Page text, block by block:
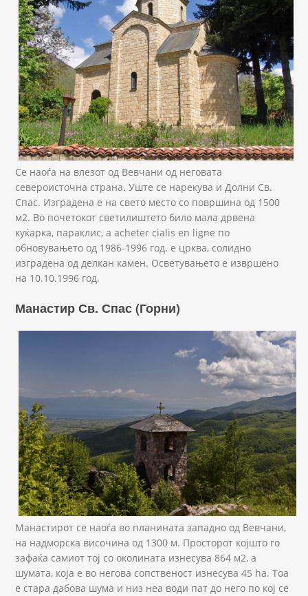
Се наоѓа на влезот од Вевчани од неговата
североисточна страна. Уште се нарекува и Долни Св.
Спас. Изградена е на свето место со површина од 1500
м2. Во почетокот светилиштето било мала дрвена
куќарка, параклис, а acheter cialis en ligne по
обновувањето од 1986-1996 год. е црква, солидно
изградена од делкан камен. Осветувањето е извршено
на 10.10.1996 год.
Манастир Св. Спас (Горни)
Манастирот се наоѓа во планината западно од Вевчани,
на надморска височина од 1300 м. Просторот којшто го
зафаќа самиот тој со околината изнесува 864 м2, а
шумата, која е во негова сопственост изнесува 45 ha. Тоа
е стара дабова шума и низ неа води пат до него по кој се